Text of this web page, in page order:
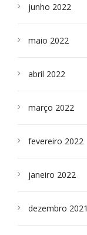
junho 2022
maio 2022
abril 2022
março 2022
fevereiro 2022
janeiro 2022
dezembro 2021